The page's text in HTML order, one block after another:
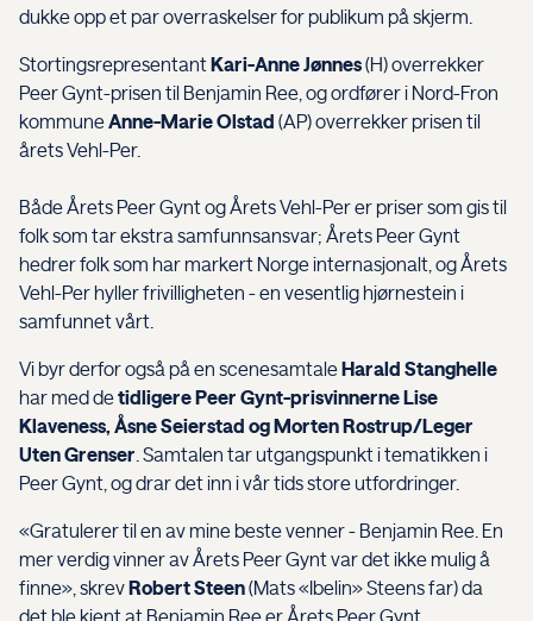
dukke opp et par overraskelser for publikum på skjerm.
Stortingsrepresentant Kari-Anne Jønnes(H) overrekker
Peer Gynt-prisen til Benjamin Ree, og ordfører i Nord-Fron
kommuneAnne-Marie Olstad (AP) overrekker prisen til
årets Vehl-Per.
Både Årets Peer Gynt og Årets Vehl-Per er priser som gis til
folk som tar ekstra samfunnsansvar; Årets Peer Gynt
hedrer folk som har markert Norge internasjonalt, og Årets
Vehl-Per hyller frivilligheten - en vesentlig hjørnestein i
samfunnet vårt.
Vi byr derfor også på en scenesamtale Harald Stanghelle
har med detidligere Peer Gynt-prisvinnerne Lise
Klaveness, Åsne Seierstad og Morten Rostrup/Leger
Uten Grenser . Samtalen tar utgangspunkt i tematikken i
Peer Gynt, og drar det inn i vår tids store utfordringer.
«Gratulerer til en av mine beste venner - Benjamin Ree. En
mer verdig vinner av Årets Peer Gynt var det ikke mulig å
finne», skrev Robert Steen(Mats «Ibelin» Steens far) da
det ble kjent at Benjamin Ree er Årets Peer Gynt.